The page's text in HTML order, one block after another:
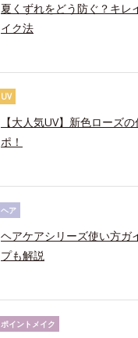
夏くずれをどう防ぐ？キレ
イク法
UV
【大人気UV】新色ローズ
ポ！
ヘア
ヘアケアシリーズ使い方ガ
プも解説
ポイントメイク